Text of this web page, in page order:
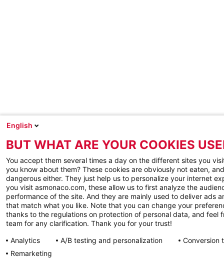
English
BUT WHAT ARE YOUR COOKIES
You accept them several times a day on the different sites you
you know about them? These cookies are obviously not eaten,
dangerous either. They just help us to personalize your internet
you visit asmonaco.com, these allow us to first analyze the
performance of the site. And they are mainly used to deliver ads
that match what you like. Note that you can change your
thanks to the regulations on protection of personal data, and feel
team for any clarification. Thank you for your trust!
Analytics
A/B testing and personalization
Conversion
Remarketing